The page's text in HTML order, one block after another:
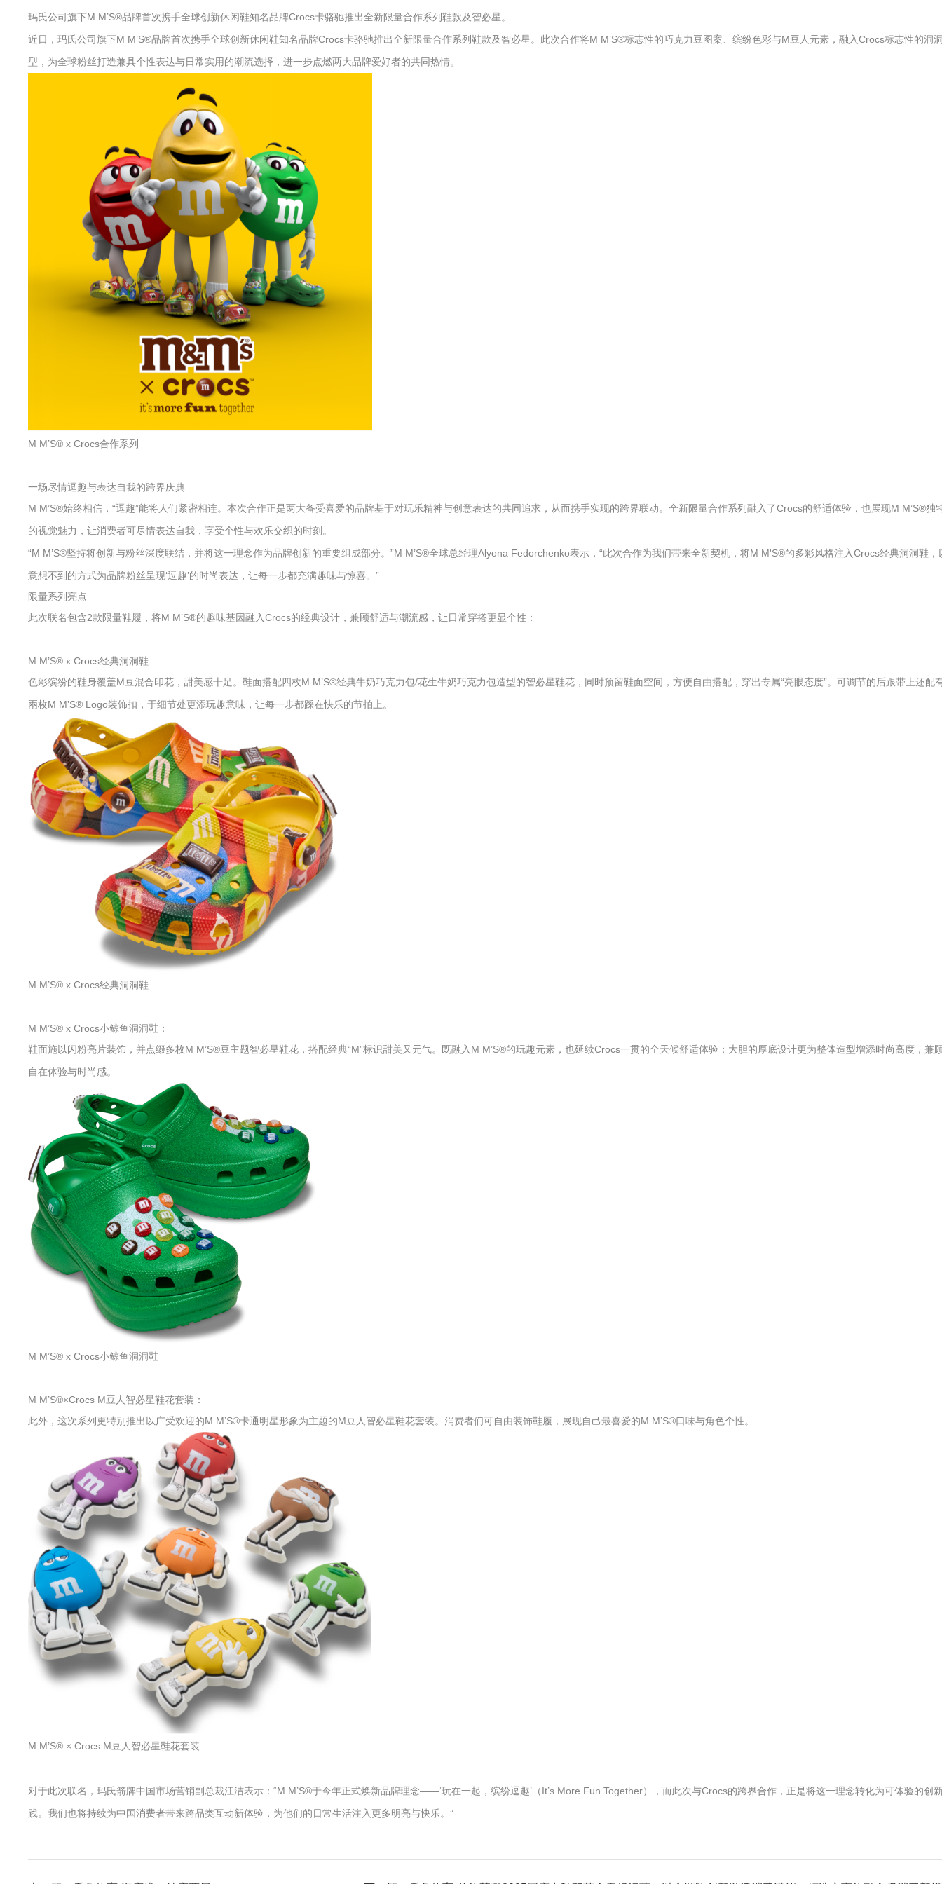
玛氏公司旗下M M’S®品牌首次携手全球创新休闲鞋知名品牌Crocs卡骆驰推出全新限量合作系列鞋款及智必星。
近日，玛氏公司旗下M M’S®品牌首次携手全球创新休闲鞋知名品牌Crocs卡骆驰推出全新限量合作系列鞋款及智必星。此次合作将M M’S®标志性的巧克力豆图案、缤纷色彩与M豆人元素，融入Crocs标志性的洞
型，为全球粉丝打造兼具个性表达与日常实用的潮流选择，进一步点燃两大品牌爱好者的共同热情。
M M’S® x Crocs合作系列
一场尽情逗趣与表达自我的跨界庆典
M M’S®始终相信，“逗趣”能将人们紧密相连。本次合作正是两大备受喜爱的品牌基于对玩乐精神与创意表达的共同追求，从而携手实现的跨界联动。全新限量合作系列融入了Crocs的舒适体验，也展现M M’S®独
的视觉魅力，让消费者可尽情表达自我，享受个性与欢乐交织的时刻。
“M M’S®坚持将创新与粉丝深度联结，并将这一理念作为品牌创新的重要组成部分。”M M’S®全球总经理Alyona Fedorchenko表示，“此次合作为我们带来全新契机，将M M'S®的多彩风格注入Crocs经典洞洞鞋，
意想不到的方式为品牌粉丝呈现‘逗趣’的时尚表达，让每一步都充满趣味与惊喜。”
限量系列亮点
此次联名包含2款限量鞋履，将M M’S®的趣味基因融入Crocs的经典设计，兼顾舒适与潮流感，让日常穿搭更显个性：
M M’S® x Crocs经典洞洞鞋
色彩缤纷的鞋身覆盖M豆混合印花，甜美感十足。鞋面搭配四枚M M’S®经典牛奶巧克力包/花生牛奶巧克力包造型的智必星鞋花，同时预留鞋面空间，方便自由搭配，穿出专属“亮眼态度”。可调节的后跟带上还配
兩枚M M’S® Logo装饰扣，于细节处更添玩趣意味，让每一步都踩在快乐的节拍上。
M M’S® x Crocs经典洞洞鞋
M M’S® x Crocs小鲸鱼洞洞鞋：
鞋面施以闪粉亮片装饰，并点缀多枚M M’S®豆主题智必星鞋花，搭配经典“M”标识甜美又元气。既融入M M’S®的玩趣元素，也延续Crocs一贯的全天候舒适体验；大胆的厚底设计更为整体造型增添时尚高度，兼
自在体验与时尚感。
M M’S® x Crocs小鲸鱼洞洞鞋
M M’S®×Crocs M豆人智必星鞋花套装：
此外，这次系列更特别推出以广受欢迎的M M’S®卡通明星形象为主题的M豆人智必星鞋花套装。消费者们可自由装饰鞋履，展现自己最喜爱的M M’S®口味与角色个性。
M M’S® × Crocs M豆人智必星鞋花套装
对于此次联名，玛氏箭牌中国市场营销副总裁江洁表示：“M M’S®于今年正式焕新品牌理念——‘玩在一起，缤纷逗趣’（It’s More Fun Together），而此次与Crocs的跨界合作，正是将这一理念转化为可体验的创
践。我们也将持续为中国消费者带来跨品类互动新体验，为他们的日常生活注入更多明亮与快乐。”